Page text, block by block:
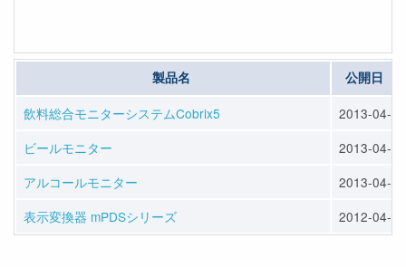
製品名 公開日
飲料総合モニターシステムCobrix5
2013-04-22
ビールモニター
2013-04-22
アルコールモニター
2013-04-22
表示変換器 mPDSシリーズ
2012-04-19